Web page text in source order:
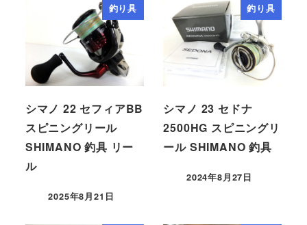
釣り具
シマノ 22 セフィアBB
スピニングリール
SHIMANO 釣具 リー
ル
2025年8月21日
釣り具
シマノ 23 セドナ
2500HG スピニングリ
ール SHIMANO 釣具
2024年8月27日